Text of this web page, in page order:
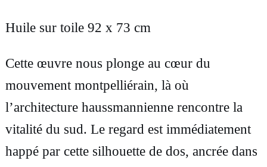
d
T
a
b
l
e
Huile sur toile 92 x 73 cm
Cette œuvre nous plonge au cœur du
mouvement montpelliérain, là où
l’architecture haussmannienne rencontre la
vitalité du sud. Le regard est immédiatement
happé par cette silhouette de dos, ancrée dans